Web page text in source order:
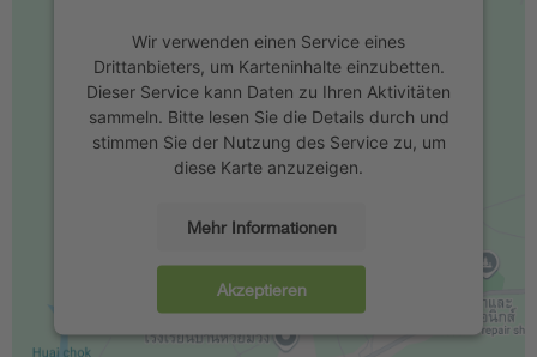
Wir verwenden einen Service eines
Drittanbieters, um Karteninhalte einzubetten.
Dieser Service kann Daten zu Ihren Aktivitäten
sammeln. Bitte lesen Sie die Details durch und
stimmen Sie der Nutzung des Service zu, um
diese Karte anzuzeigen.
Mehr Informationen
Akzeptieren